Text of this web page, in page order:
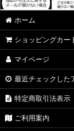
ホーム
ショッピングカー
マイページ
最近チェックした
特定商取引法表示
ご利用案内